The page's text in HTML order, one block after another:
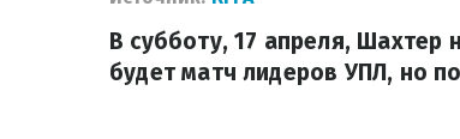
В субботу, 17 апреля,
будет матч лидеров УПЛ, но